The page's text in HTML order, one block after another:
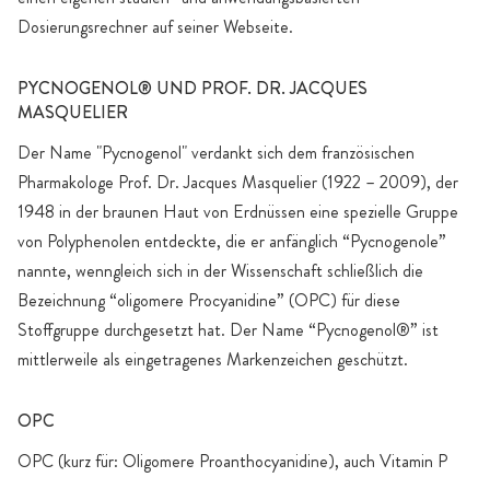
Dosierungsrechner auf seiner Webseite.
PYCNOGENOL® UND PROF. DR. JACQUES
MASQUELIER
Der Name "Pycnogenol" verdankt sich dem französischen
Pharmakologe Prof. Dr. Jacques Masquelier (1922 – 2009), der
1948 in der braunen Haut von Erdnüssen eine spezielle Gruppe
von Polyphenolen entdeckte, die er anfänglich “Pycnogenole”
nannte, wenngleich sich in der Wissenschaft schließlich die
Bezeichnung “oligomere Procyanidine” (OPC) für diese
Stoffgruppe durchgesetzt hat. Der Name “Pycnogenol®” ist
mittlerweile als eingetragenes Markenzeichen geschützt.
OPC
OPC (kurz für: Oligomere Proanthocyanidine), auch Vitamin P